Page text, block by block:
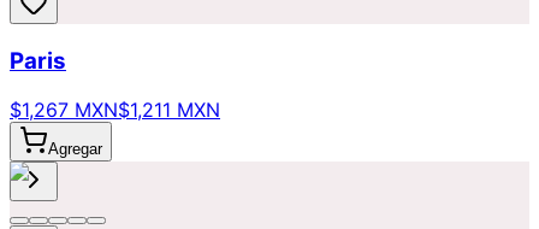
Paris
$1,267 MXN$1,211 MXN
Agregar